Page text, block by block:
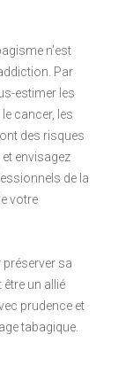
n’est
Par
estimer les
cancer, les
des risques
envisagez
de la
votre
sa
être un allié
prudence et
tabagique.